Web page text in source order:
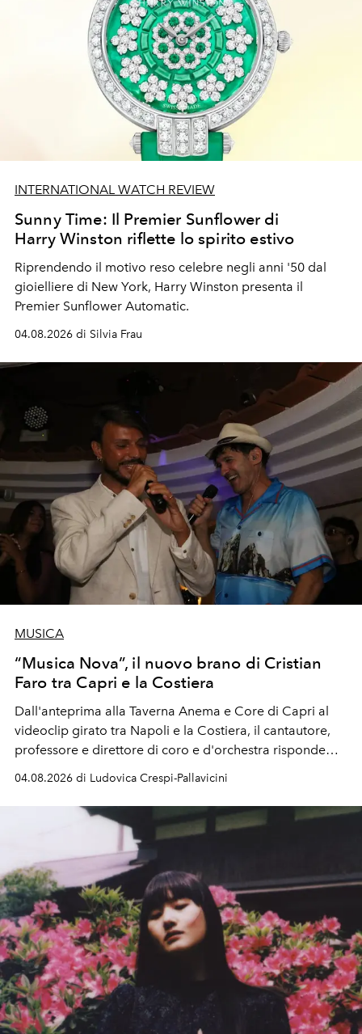
INTERNATIONAL WATCH REVIEW
Sunny Time: Il Premier Sunflower di
Harry Winston riflette lo spirito estivo
Riprendendo il motivo reso celebre negli anni '50 dal
gioielliere di New York, Harry Winston presenta il
Premier Sunflower Automatic.
04.08.2026 di Silvia Frau
MUSICA
“Musica Nova”, il nuovo brano di Cristian
Faro tra Capri e la Costiera
Dall'anteprima alla Taverna Anema e Core di Capri al
videoclip girato tra Napoli e la Costiera, il cantautore,
professore e direttore di coro e d'orchestra risponde
04.08.2026 di Ludovica Crespi-Pallavicini